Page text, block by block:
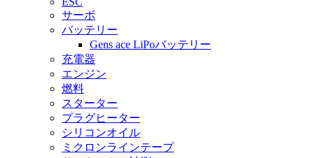
サーボ
バッテリー
Gens ace LiPoバッテリー
充電器
エンジン
燃料
スターター
プラグヒーター
シリコンオイル
ミクロンラインテープ